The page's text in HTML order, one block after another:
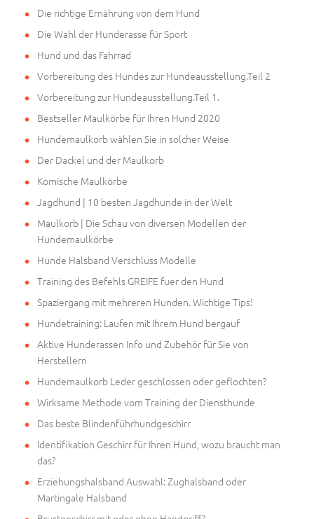
Die richtige Ernährung von dem Hund
Die Wahl der Hunderasse für Sport
Hund und das Fahrrad
Vorbereitung des Hundes zur Hundeausstellung.Teil 2
Vorbereitung zur Hundeausstellung.Teil 1.
Bestseller Maulkörbe für Ihren Hund 2020
Hundemaulkorb wählen Sie in solcher Weise
Der Dackel und der Maulkorb
Komische Maulkörbe
Jagdhund | 10 besten Jagdhunde in der Welt
Maulkorb | Die Schau von diversen Modellen der
Hundemaulkörbe
Hunde Halsband Verschluss Modelle
Training des Befehls GREIFE fuer den Hund
Spaziergang mit mehreren Hunden. Wichtige Tips!
Hundetraining: Laufen mit Ihrem Hund bergauf
Aktive Hunderassen Info und Zubehör für Sie von
Herstellern
Hundemaulkorb Leder geschlossen oder geflochten?
Wirksame Methode vom Training der Diensthunde
Das beste Blindenführhundgeschirr
Identifikation Geschirr für Ihren Hund, wozu braucht man
das?
Erziehungshalsband Auswahl: Zughalsband oder
Martingale Halsband